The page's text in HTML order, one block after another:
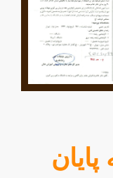
پایان